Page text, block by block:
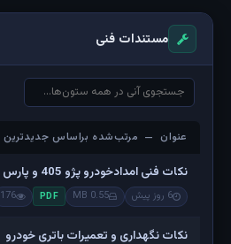
مستندات فنی
عنوان — مرتب‌شده براساس جدیدترین
عنوان — مرتب‌شده براساس جدیدترین
نکات فنی امدادخودرو پژو 405 و پارس و سمند
6 روز پیش 0.55 MB
PDF
176
نکات نگهداری و تعمیرات باتری خودرو